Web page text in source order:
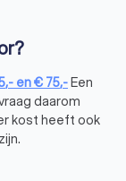
,- en€ 75,-Een
daarom
kost heeft ook